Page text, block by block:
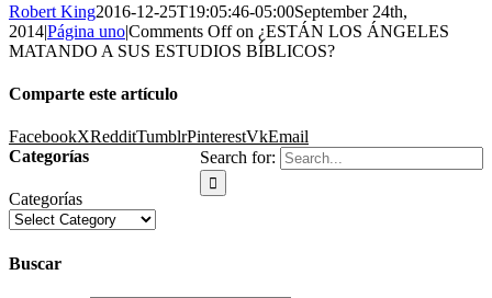
Robert King2016-12-25T19:05:46-05:00September 24th,
2014|Página uno|Comments Offon ¿ESTÁN LOS ÁNGELES
MATANDO A SUS ESTUDIOS BÍBLICOS?
Comparte este artículo
FacebookXRedditTumblrPinterestVkEmail
Search for:
Categorías
Categorías
Buscar